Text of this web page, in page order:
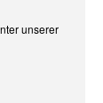
unserer